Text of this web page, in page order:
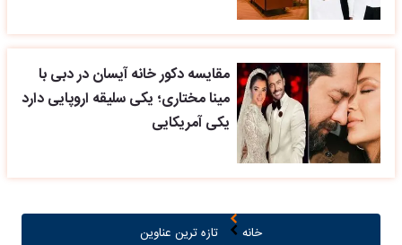
مقایسه دکور خانه آیسان در دبی با
مینا مختاری؛ یکی سلیقه اروپایی دارد
یکی آمریکایی
خانه
تازه ترین عناوین